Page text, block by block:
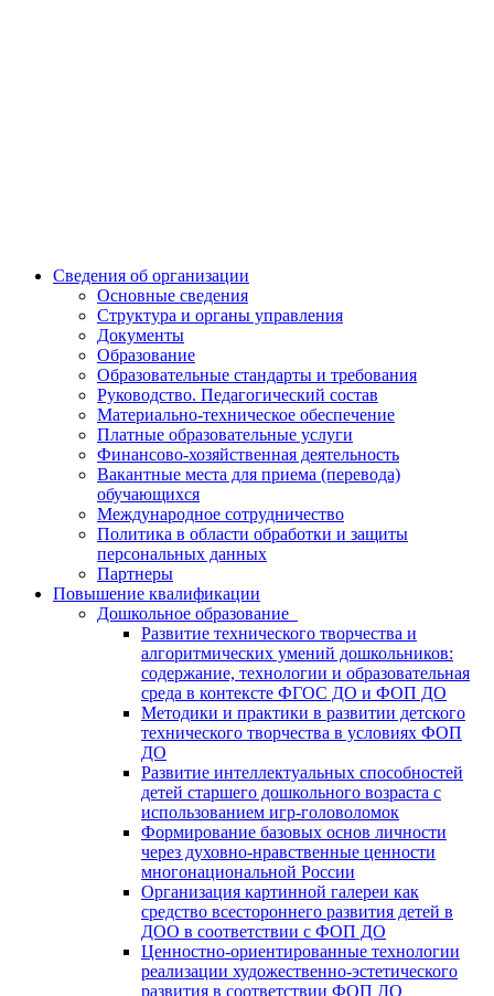
Сведения об организации
Основные сведения
Структура и органы управления
Документы
Образование
Образовательные стандарты и требования
Руководство. Педагогический состав
Материально-техническое обеспечение
Платные образовательные услуги
Финансово-хозяйственная деятельность
Вакантные места для приема (перевода)
обучающихся
Международное сотрудничество
Политика в области обработки и защиты
персональных данных
Партнеры
Повышение квалификации
Дошкольное образование
Развитие технического творчества и
алгоритмических умений дошкольников:
содержание, технологии и образовательная
среда в контексте ФГОС ДО и ФОП ДО
Методики и практики в развитии детского
технического творчества в условиях ФОП
ДО
Развитие интеллектуальных способностей
детей старшего дошкольного возраста с
использованием игр-головоломок
Формирование базовых основ личности
через духовно-нравственные ценности
многонациональной России
Организация картинной галереи как
средство всестороннего развития детей в
ДОО в соответствии с ФОП ДО
Ценностно-ориентированные технологии
реализации художественно-эстетического
развития в соответствии ФОП ДО